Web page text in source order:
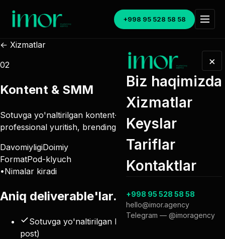
+998 95 528 58 58
×
Biz haqimizda
Xizmatlar
Keyslar
Tariflar
Kontaktlar
+998 95 528 58 58
hello@imor.agency
Telegram — @imoragency
← Xizmatlar
02
Kontent & SMM
Sotuvga yo'naltirilgan kontent-plan, ijtimoiy tarmoqlarni
professional yuritish, brending va upakovka.
DavomiyligiDoimiy
FormatPod-klyuch
•Nimalar kiradi
Aniq deliverable'lar.
Sotuvga yo'naltirilgan kontent-plan (oyiga 30+
post)